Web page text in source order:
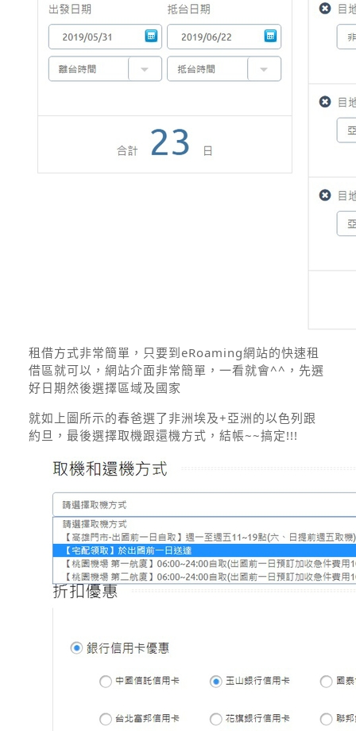
租借方式非常簡單，只要到eRoaming網站的快速租
借區就可以，網站介面非常簡單，一看就會^^，先選
好日期然後選擇區域及國家
就如上圖所示的春爸選了非洲埃及+亞洲的以色列跟
約旦，最後選擇取機跟還機方式，結帳~~搞定!!!